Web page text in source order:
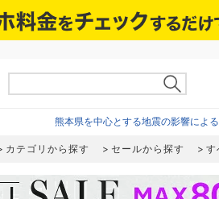
熊本県を中心とする地震の影響によ
カテゴリから探す セールから探す す